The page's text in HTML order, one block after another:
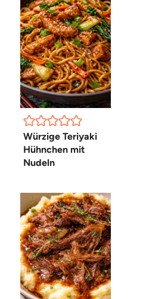
Würzige Teriyaki
Hühnchen mit
Nudeln